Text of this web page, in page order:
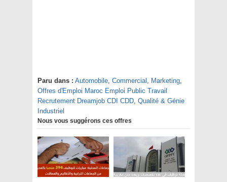
Paru dans : Automobile, Commercial , Marketing,
Offres d'Emploi Maroc Emploi Public Travail
Recrutement Dreamjob CDI CDD, Qualité & Génie
Industriel
Nous vous suggérons ces offres